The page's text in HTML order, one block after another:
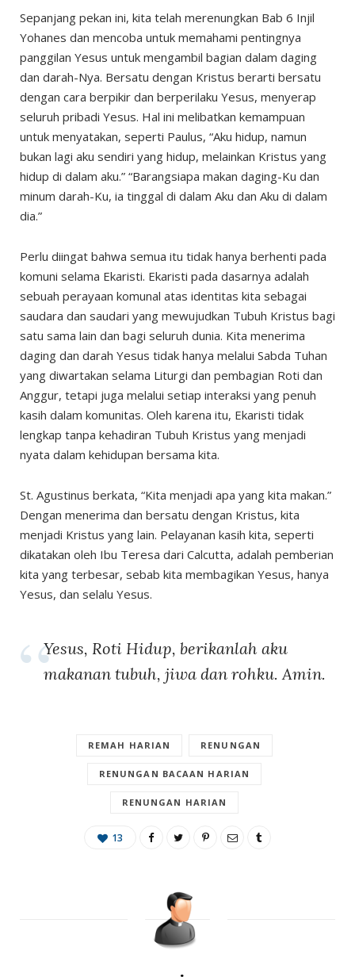
Sepanjang pekan ini, kita telah merenungkan Bab 6 Injil
Yohanes dan mencoba untuk memahami pentingnya
panggilan Yesus untuk mengambil bagian dalam daging
dan darah-Nya. Bersatu dengan Kristus berarti bersatu
dengan cara berpikir dan berperilaku Yesus, menyerap
seluruh pribadi Yesus. Hal ini melibatkan kemampuan
untuk menyatakan, seperti Paulus, “Aku hidup, namun
bukan lagi aku sendiri yang hidup, melainkan Kristus yang
hidup di dalam aku.” “Barangsiapa makan daging-Ku dan
minum darah-Ku, ia tinggal di dalam Aku dan Aku di dalam
dia.”
Perlu diingat bahwa semua itu tidak hanya berhenti pada
komuni selama Ekaristi. Ekaristi pada dasarnya adalah
sebuah perayaan komunal atas identitas kita sebagai
saudara dan saudari yang mewujudkan Tubuh Kristus bagi
satu sama lain dan bagi seluruh dunia. Kita menerima
daging dan darah Yesus tidak hanya melalui Sabda Tuhan
yang diwartakan selama Liturgi dan pembagian Roti dan
Anggur, tetapi juga melalui setiap interaksi yang penuh
kasih dalam komunitas. Oleh karena itu, Ekaristi tidak
lengkap tanpa kehadiran Tubuh Kristus yang menjadi
nyata dalam kehidupan bersama kita.
St. Agustinus berkata, “Kita menjadi apa yang kita makan.”
Dengan menerima dan bersatu dengan Kristus, kita
menjadi Kristus yang lain. Pelayanan kasih kita, seperti
dikatakan oleh Ibu Teresa dari Calcutta, adalah pemberian
kita yang terbesar, sebab kita membagikan Yesus, hanya
Yesus, dan selalu Yesus.
Yesus, Roti Hidup, berikanlah aku
makanan tubuh, jiwa dan rohku. Amin.
REMAH HARIAN RENUNGAN
RENUNGAN BACAAN HARIAN
RENUNGAN HARIAN
13